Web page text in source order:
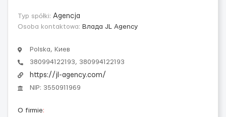
Typ spółki: Agencja
Osoba kontaktowa: Влада JL Agency
Polska, Киев
380994122193, 380994122193
https://jl-agency.com/
NIP: 3550911969
O firmie: